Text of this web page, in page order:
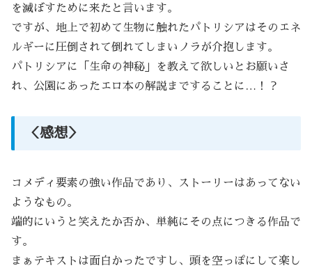
を滅ぼすために来たと言います。
ですが、地上で初めて生物に触れたパトリシアはそのエネ
ルギーに圧倒されて倒れてしまいノラが介抱します。
パトリシアに「生命の神秘」を教えて欲しいとお願いさ
れ、公園にあったエロ本の解説まですることに…！？
＜感想＞
コメディ要素の強い作品であり、ストーリーはあってない
ようなもの。
端的にいうと笑えたか否か、単純にその点につきる作品で
す。
まぁテキストは面白かったですし、頭を空っぽにして楽し